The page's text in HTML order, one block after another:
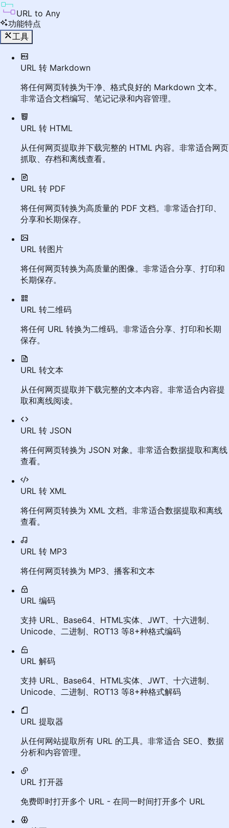
URL to Any
功能特点
工具
URL 转 Markdown
将任何网页转换为干净、格式良好的 Markdown 文本。
非常适合文档编写、笔记记录和内容管理。
URL 转 HTML
从任何网页提取并下载完整的 HTML 内容。非常适合网页
抓取、存档和离线查看。
URL 转 PDF
将任何网页转换为高质量的 PDF 文档。非常适合打印、
分享和长期保存。
URL 转图片
将任何网页转换为高质量的图像。非常适合分享、打印和
长期保存。
URL 转二维码
将任何 URL 转换为二维码。非常适合分享、打印和长期
保存。
URL 转文本
从任何网页提取并下载完整的文本内容。非常适合内容提
取和离线阅读。
URL 转 JSON
将任何网页转换为 JSON 对象。非常适合数据提取和离线
查看。
URL 转 XML
将任何网页转换为 XML 文档。非常适合数据提取和离线
查看。
URL 转 MP3
将任何网页转换为 MP3、播客和文本
URL 编码
支持 URL、Base64、HTML实体、JWT、十六进制、
Unicode、二进制、ROT13 等8+种格式编码
URL 解码
支持 URL、Base64、HTML实体、JWT、十六进制、
Unicode、二进制、ROT13 等8+种格式解码
URL 提取器
从任何网站提取所有 URL 的工具。非常适合 SEO、数据
分析和内容管理。
URL 打开器
免费即时打开多个 URL - 在同一时间打开多个 URL